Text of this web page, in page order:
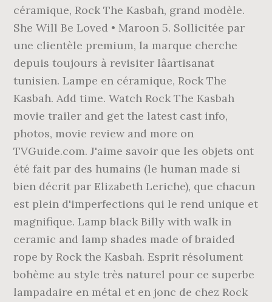
céramique, Rock The Kasbah, grand modèle.
She Will Be Loved • Maroon 5. Sollicitée par
une clientèle premium, la marque cherche
depuis toujours à revisiter lâartisanat
tunisien. Lampe en céramique, Rock The
Kasbah. Add time. Watch Rock The Kasbah
movie trailer and get the latest cast info,
photos, movie review and more on
TVGuide.com. J'aime savoir que les objets ont
été fait par des humains (le human made si
bien décrit par Elizabeth Leriche), que chacun
est plein d'imperfections qui le rend unique et
magnifique. Lamp black Billy with walk in
ceramic and lamp shades made of braided
rope by Rock the Kasbah. Esprit résolument
bohème au style très naturel pour ce superbe
lampadaire en métal et en jonc de chez Rock